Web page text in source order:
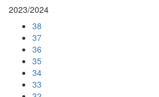
2023/2024
38
37
36
35
34
33